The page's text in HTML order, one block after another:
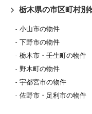
栃木県の市区町村別
小山市の物件
下野市の物件
栃木市・壬生町の物件
野木町の物件
宇都宮市の物件
佐野市・足利市の物件